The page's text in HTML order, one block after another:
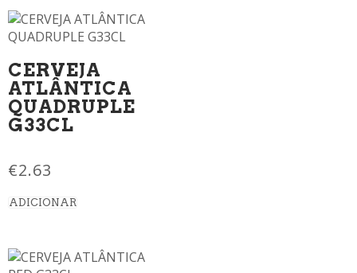
CERVEJA
ATLÂNTICA
QUADRUPLE
G33CL
€2.63
ADICIONAR